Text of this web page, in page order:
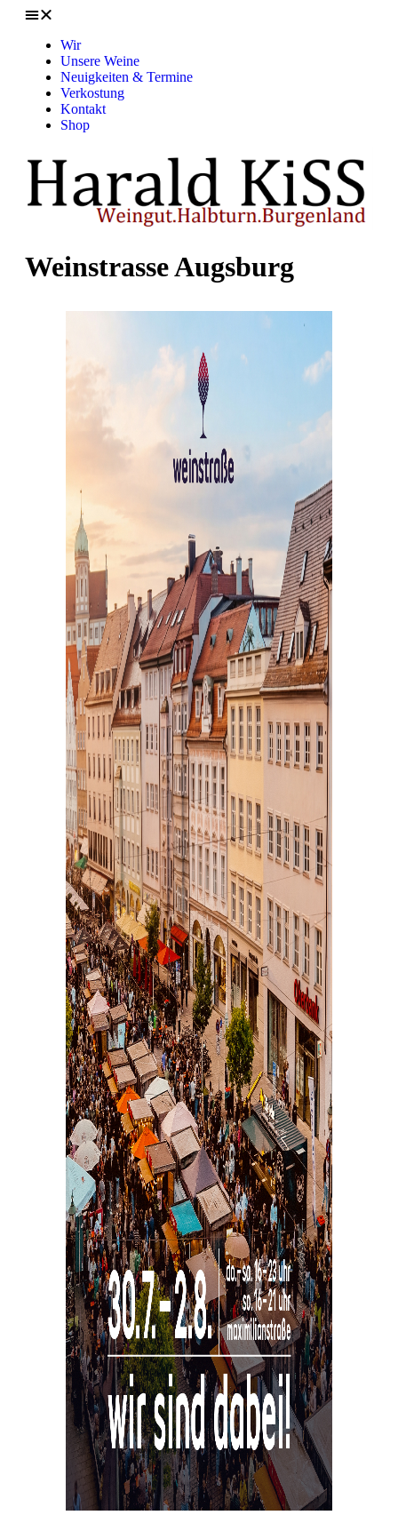
Wir
Unsere Weine
Neuigkeiten & Termine
Verkostung
Kontakt
Shop
Weinstrasse Augsburg